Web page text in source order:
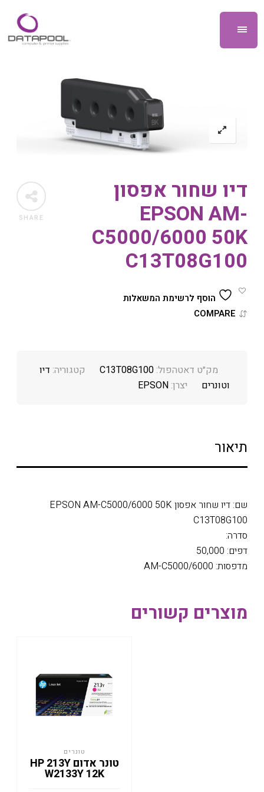
SHARE
דיו שחור אפסון
EPSON AM-
C5000/6000 50K
C13T08G100
הוסף לרשימת המשאלות
COMPARE
מק״ט דאטהפול:C13T08G100 קטגוריה: דיו
וטונרים
יצרן:EPSON
תיאור
שם: דיו שחור אפסון EPSON AM-C5000/6000 50K
C13T08G100
סדרה:
דפים: 50,000
מדפסות: AM-C5000/6000
מוצרים קשורים
טונרים
טונר אדום HP 213Y
W2133Y 12K